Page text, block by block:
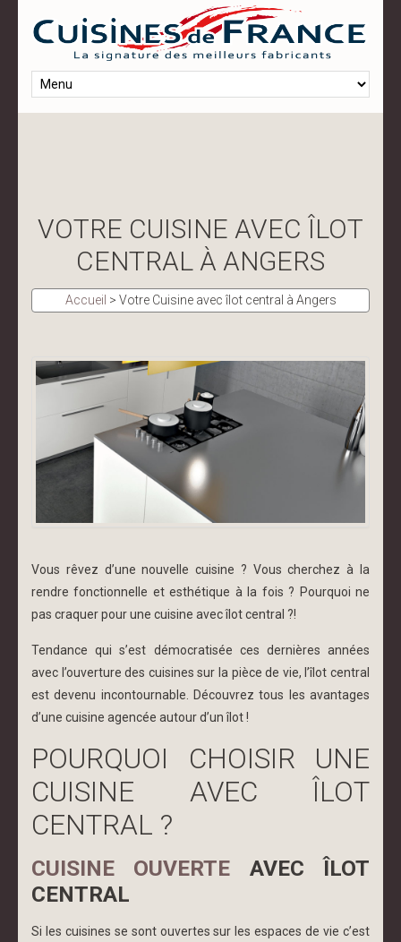
VOTRE CUISINE AVEC ÎLOT
CENTRAL À ANGERS
Accueil > Votre Cuisine avec îlot central à Angers
Vous rêvez d’une nouvelle cuisine ? Vous cherchez à la
rendre fonctionnelle et esthétique à la fois ? Pourquoi ne
pas craquer pour une cuisine avec îlot central ?!
Tendance qui s’est démocratisée ces dernières années
avec l’ouverture des cuisines sur la pièce de vie, l’îlot central
est devenu incontournable. Découvrez tous les avantages
d’une cuisine agencée autour d’un îlot !
POURQUOI CHOISIR UNE
CUISINE AVEC ÎLOT
CENTRAL ?
CUISINE OUVERTE AVEC ÎLOT
CENTRAL
Si les cuisines se sont ouvertes sur les espaces de vie c’est